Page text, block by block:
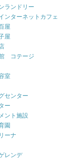
ランドリー
ターネットカフェ
屋
屋
コテージ
室
センター
ー
ント施設
園
ーナ
レンデ